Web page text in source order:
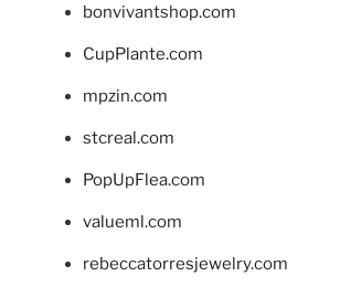
bonvivantshop.com
CupPlante.com
mpzin.com
stcreal.com
PopUpFlea.com
valueml.com
rebeccatorresjewelry.com